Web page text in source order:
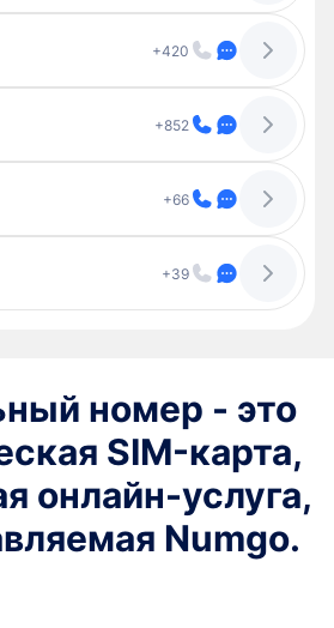
+420
+852
+66
+39
номер - это
SIM-карта,
онлайн-услуга,
Numgo.